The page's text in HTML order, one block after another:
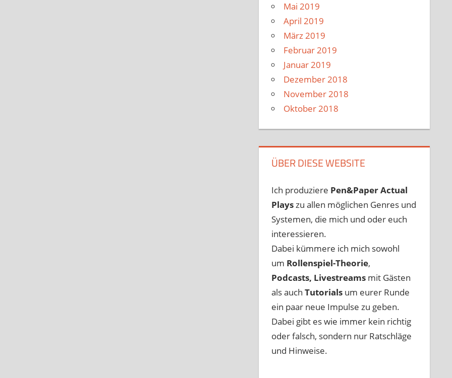
Mai 2019
April 2019
März 2019
Februar 2019
Januar 2019
Dezember 2018
November 2018
Oktober 2018
ÜBER DIESE WEBSITE
Ich produziere Pen&PaperActual
Playszu allen möglichen Genres und
Systemen, die mich und oder euch
interessieren.
Dabei kümmere ich mich sowohl
um Rollenspiel-Theorie,
Podcasts, Livestreams mit Gästen
als auchTutorials um eurer Runde
ein paar neue Impulse zu geben.
Dabei gibt es wie immer kein richtig
oder falsch, sondern nur Ratschläge
und Hinweise.